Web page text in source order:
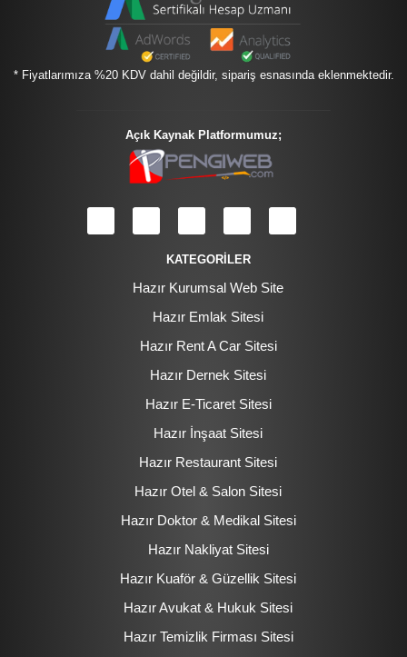
* Fiyatlarımıza %20 KDV dahil değildir, sipariş esnasında eklenmektedir.
Açık Kaynak Platformumuz;
KATEGORİLER
Hazır Kurumsal Web Site
Hazır Emlak Sitesi
Hazır Rent A Car Sitesi
Hazır Dernek Sitesi
Hazır E-Ticaret Sitesi
Hazır İnşaat Sitesi
Hazır Restaurant Sitesi
Hazır Otel & Salon Sitesi
Hazır Doktor & Medikal Sitesi
Hazır Nakliyat Sitesi
Hazır Kuaför & Güzellik Sitesi
Hazır Avukat & Hukuk Sitesi
Hazır Temizlik Firması Sitesi